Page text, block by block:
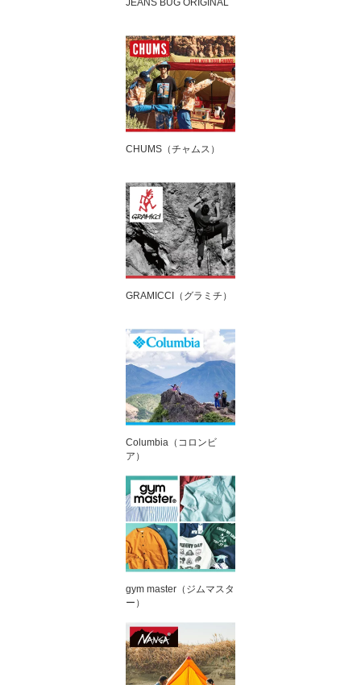
JEANS BUG ORIGINAL
CHUMS（チャムス）
GRAMICCI（グラミチ）
Columbia（コロンビ
ア）
gym master（ジムマスタ
ー）